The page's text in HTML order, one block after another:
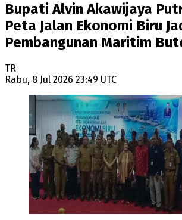
Bupati Alvin Akawijaya
Peta Jalan Ekonomi Biru
Pembangunan Maritim
TR
Rabu, 8 Jul 2026 23:49 UTC